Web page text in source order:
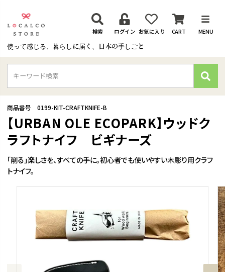
使って感じる、暮らしに届く、日本の手しごと
検索 ログイン お気に入り CART MENU
検
索
Previous
「削る」楽しさを、すべての手に。初心者でも使いやすい木彫り用クラフ
トナイフ。
【URBAN OLE ECOPARK】ウッドク
ラフトナイフ ビギナーズ
商品番号 0199-KIT-CRAFTKNIFE-B